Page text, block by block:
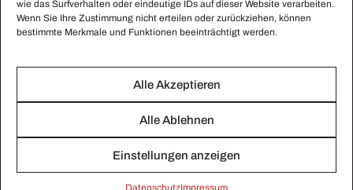
wie das Surfverhalten oder eindeutige IDs auf dieser Website verarbeiten.
Wenn Sie Ihre Zustimmung nicht erteilen oder zurückziehen, können
bestimmte Merkmale und Funktionen beeinträchtigt werden.
Alle Akzeptieren
Alle Ablehnen
Einstellungen anzeigen
Daten­schutzImpressum
Hier finden Sie alle gesammelten Beiträge zu
Anhaltisches Theater Dessau.